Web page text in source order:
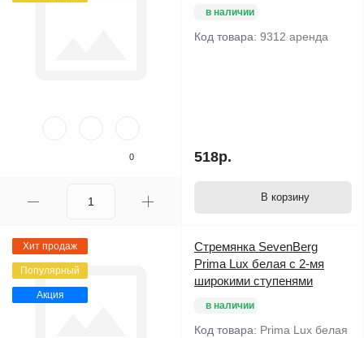
0
в наличии
Код товара: 9312 аренда
518р.
В корзину
Хит продаж
Популярный
Акция
Стремянка SevenBerg
Prima Lux белая с 2-мя
широкими ступенями
в наличии
Код товара: Prima Lux белая